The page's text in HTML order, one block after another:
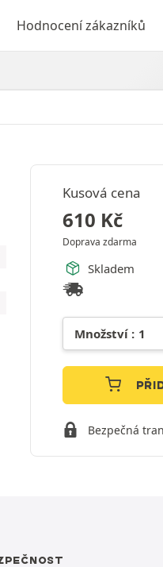
Hodnocení zákazníků
Kusová cena
610 Kč
Doprava zdarma
Skladem
Bezpečná